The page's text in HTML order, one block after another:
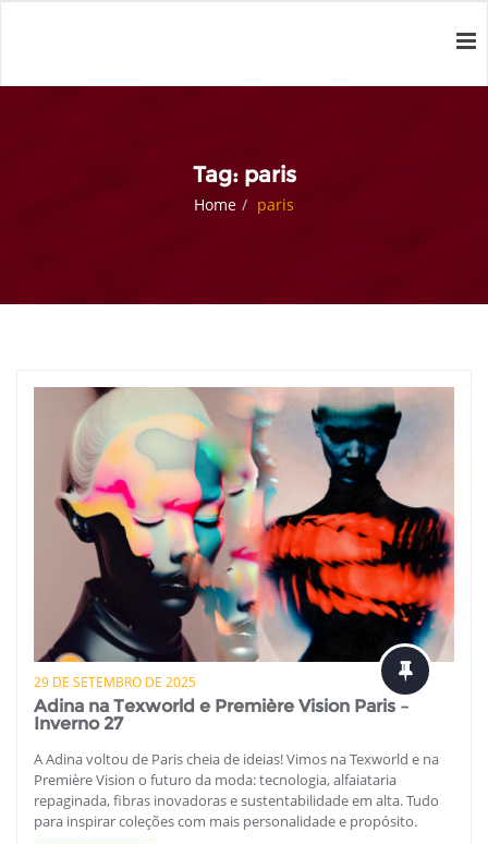
Tag: paris
Home paris
29 DE SETEMBRO DE 2025
Adina na Texworld e Première Vision Paris –
Inverno 27
A Adina voltou de Paris cheia de ideias! Vimos na Texworld e na
Première Vision o futuro da moda: tecnologia, alfaiataria
repaginada, fibras inovadoras e sustentabilidade em alta. Tudo
para inspirar coleções com mais personalidade e propósito.